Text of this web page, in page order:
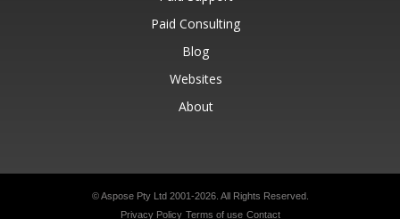
Paid Consulting
Blog
Websites
About
© Aspose Pty Ltd 2001-2026. All Rights Reserved.
Privacy Policy Terms of use Contact